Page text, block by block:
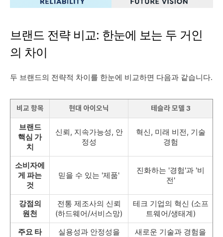
브랜드 전략 비교: 한눈에 보는 두 거인
의 차이
두 브랜드의 전략적 차이를 한눈에 비교하면 다음과 같습니다.
비교 항목 현대 아이오닉 테슬라 모델 3
브랜드
핵심 가
치
신뢰, 지속가능성, 안
정성
혁신, 미래 비전, 기술
경험
소비자에
게 파는
것
믿을 수 있는 '제품'
진화하는 '경험'과 '비
전'
강점의
원천
전통 제조사의 신뢰
(하드웨어/서비스망)
테크 기업의 혁신 (소프
트웨어/생태계)
주요 타
실용성과 안정성을 새로운 기술과 경험을